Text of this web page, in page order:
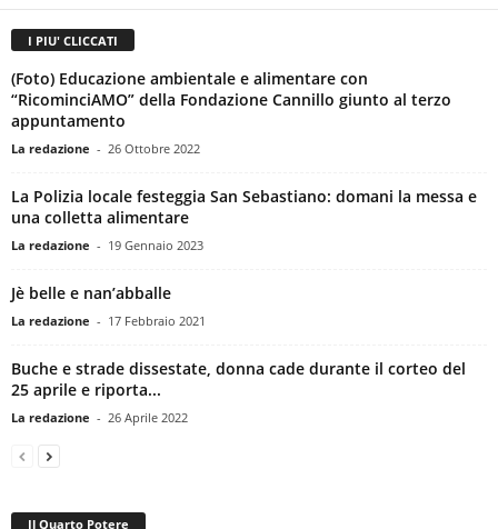
I PIU' CLICCATI
(Foto) Educazione ambientale e alimentare con
“RicominciAMO” della Fondazione Cannillo giunto al terzo
appuntamento
La redazione - 26 Ottobre 2022
La Polizia locale festeggia San Sebastiano: domani la messa e
una colletta alimentare
La redazione - 19 Gennaio 2023
Jè belle e nan’abballe
La redazione - 17 Febbraio 2021
Buche e strade dissestate, donna cade durante il corteo del
25 aprile e riporta...
La redazione - 26 Aprile 2022
Il Quarto Potere